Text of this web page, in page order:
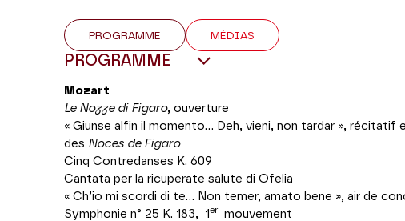
PROGRAMME MÉDIAS
PROGRAMME
Mozart
Le Nozze di Figaro, ouverture
« Giunse alfin il momento... Deh, vieni, non tardar », récitatif
des Noces de Figaro
Cinq Contredanses K. 609
Cantata per la ricuperate salute di Ofelia
« Ch’io mi scordi di te... Non temer, amato bene », air de
Symphonie n° 25 K. 183, 1er
mouvement